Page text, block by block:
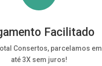
Facilitado
Consertos, parcelamos em
até 3X sem juros!